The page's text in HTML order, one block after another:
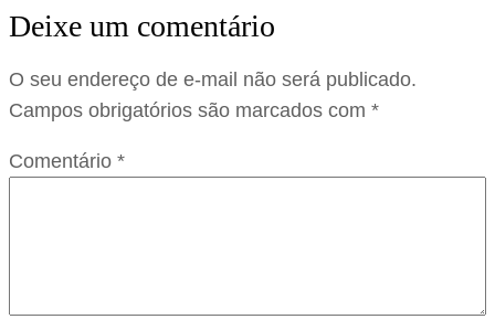
Deixe um comentário
O seu endereço de e-mail não será publicado.
Campos obrigatórios são marcados com *
Comentário *